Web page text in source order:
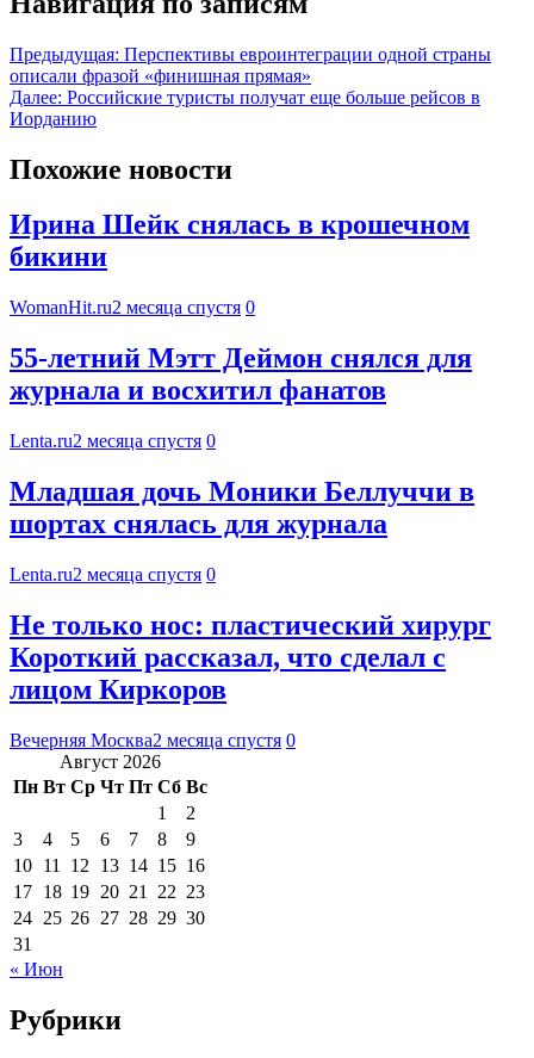
Предыдущая: Перспективы евроинтеграции одной страны
описали фразой «финишная прямая»
Далее: Российские туристы получат еще больше рейсов в
Иорданию
Похожие новости
Ирина Шейк снялась в крошечном
бикини
WomanHit.ru2 месяца спустя 0
55-летний Мэтт Деймон снялся для
журнала и восхитил фанатов
Lenta.ru2 месяца спустя 0
Младшая дочь Моники Беллуччи в
шортах снялась для журнала
Lenta.ru2 месяца спустя 0
Не только нос: пластический хирург
Короткий рассказал, что сделал с
лицом Киркоров
Вечерняя Москва2 месяца спустя 0
Август 2026
Пн Вт Ср Чт Пт Сб Вс
1
2
3
4 5 6 7 8
9
10 11 12 13 14 15 16
17 18 19 20 21 22 23
24 25 26 27 28 29 30
31
« Июн
Рубрики